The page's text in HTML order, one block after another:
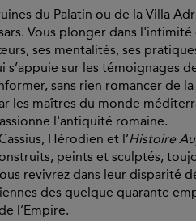
du Palatin ou de la Villa
Vous plonger dans
ses mentalités, ses
s’appuie sur les témoignages
sans rien romancer de
les maîtres du monde
l'antiquité romaine.
Hérodien et l’Histoire
peints et sculptés,
revivrez dans leur disparité
des quelque quarante
l’Empire.